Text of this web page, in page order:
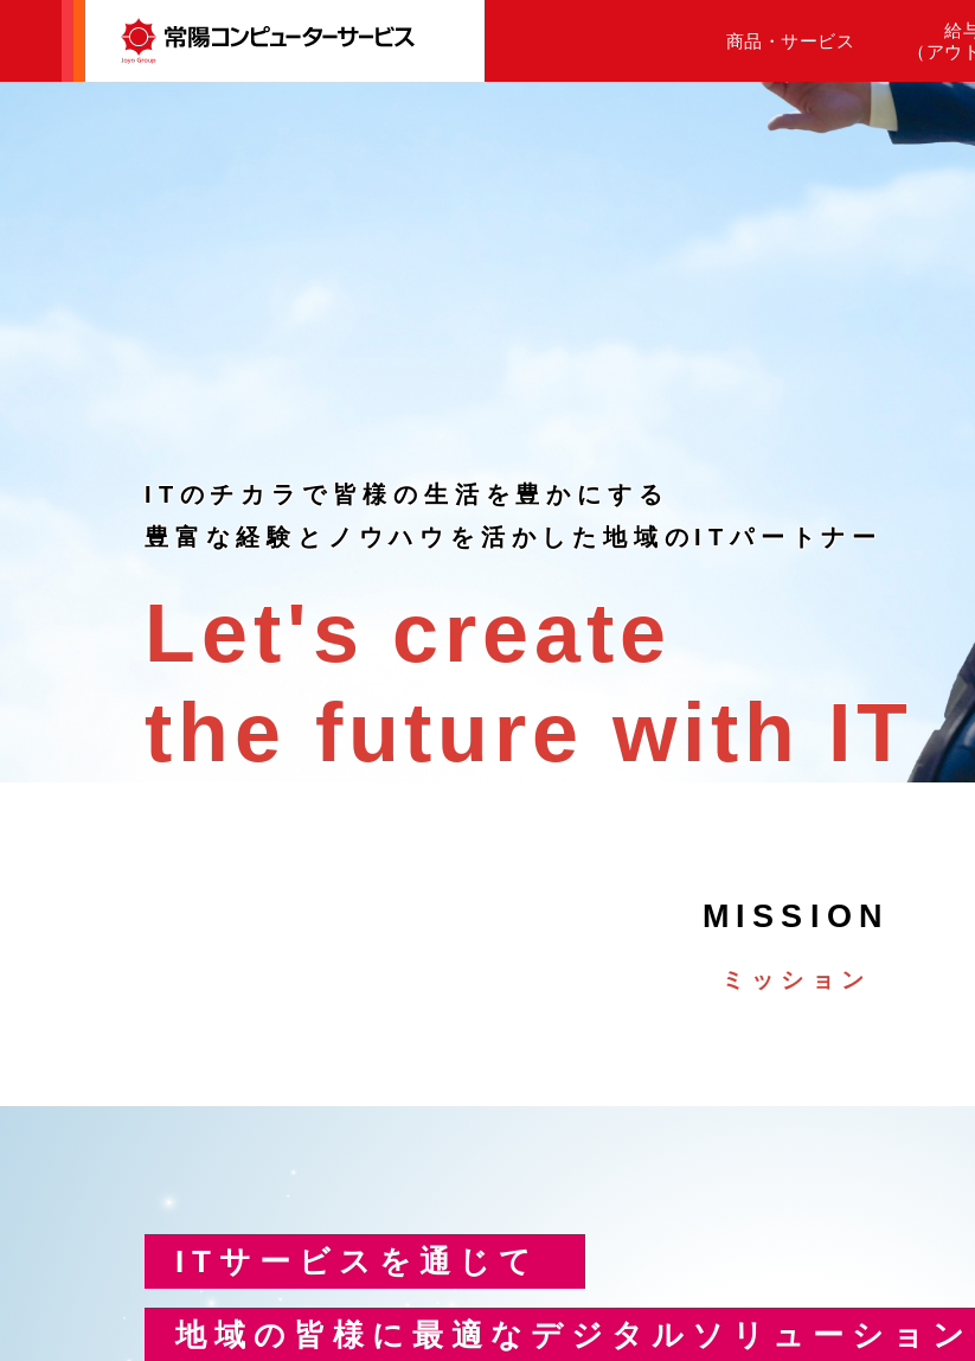
商品・サービス
給
（アウ
ITのチカラで 皆様の生活を豊かにする
豊富な経験とノウハウを活かした地域のITパートナー
Let's create
the future with IT
ミッション
ITサービスを通じて
地域の皆様に最適なデジタルソリューション